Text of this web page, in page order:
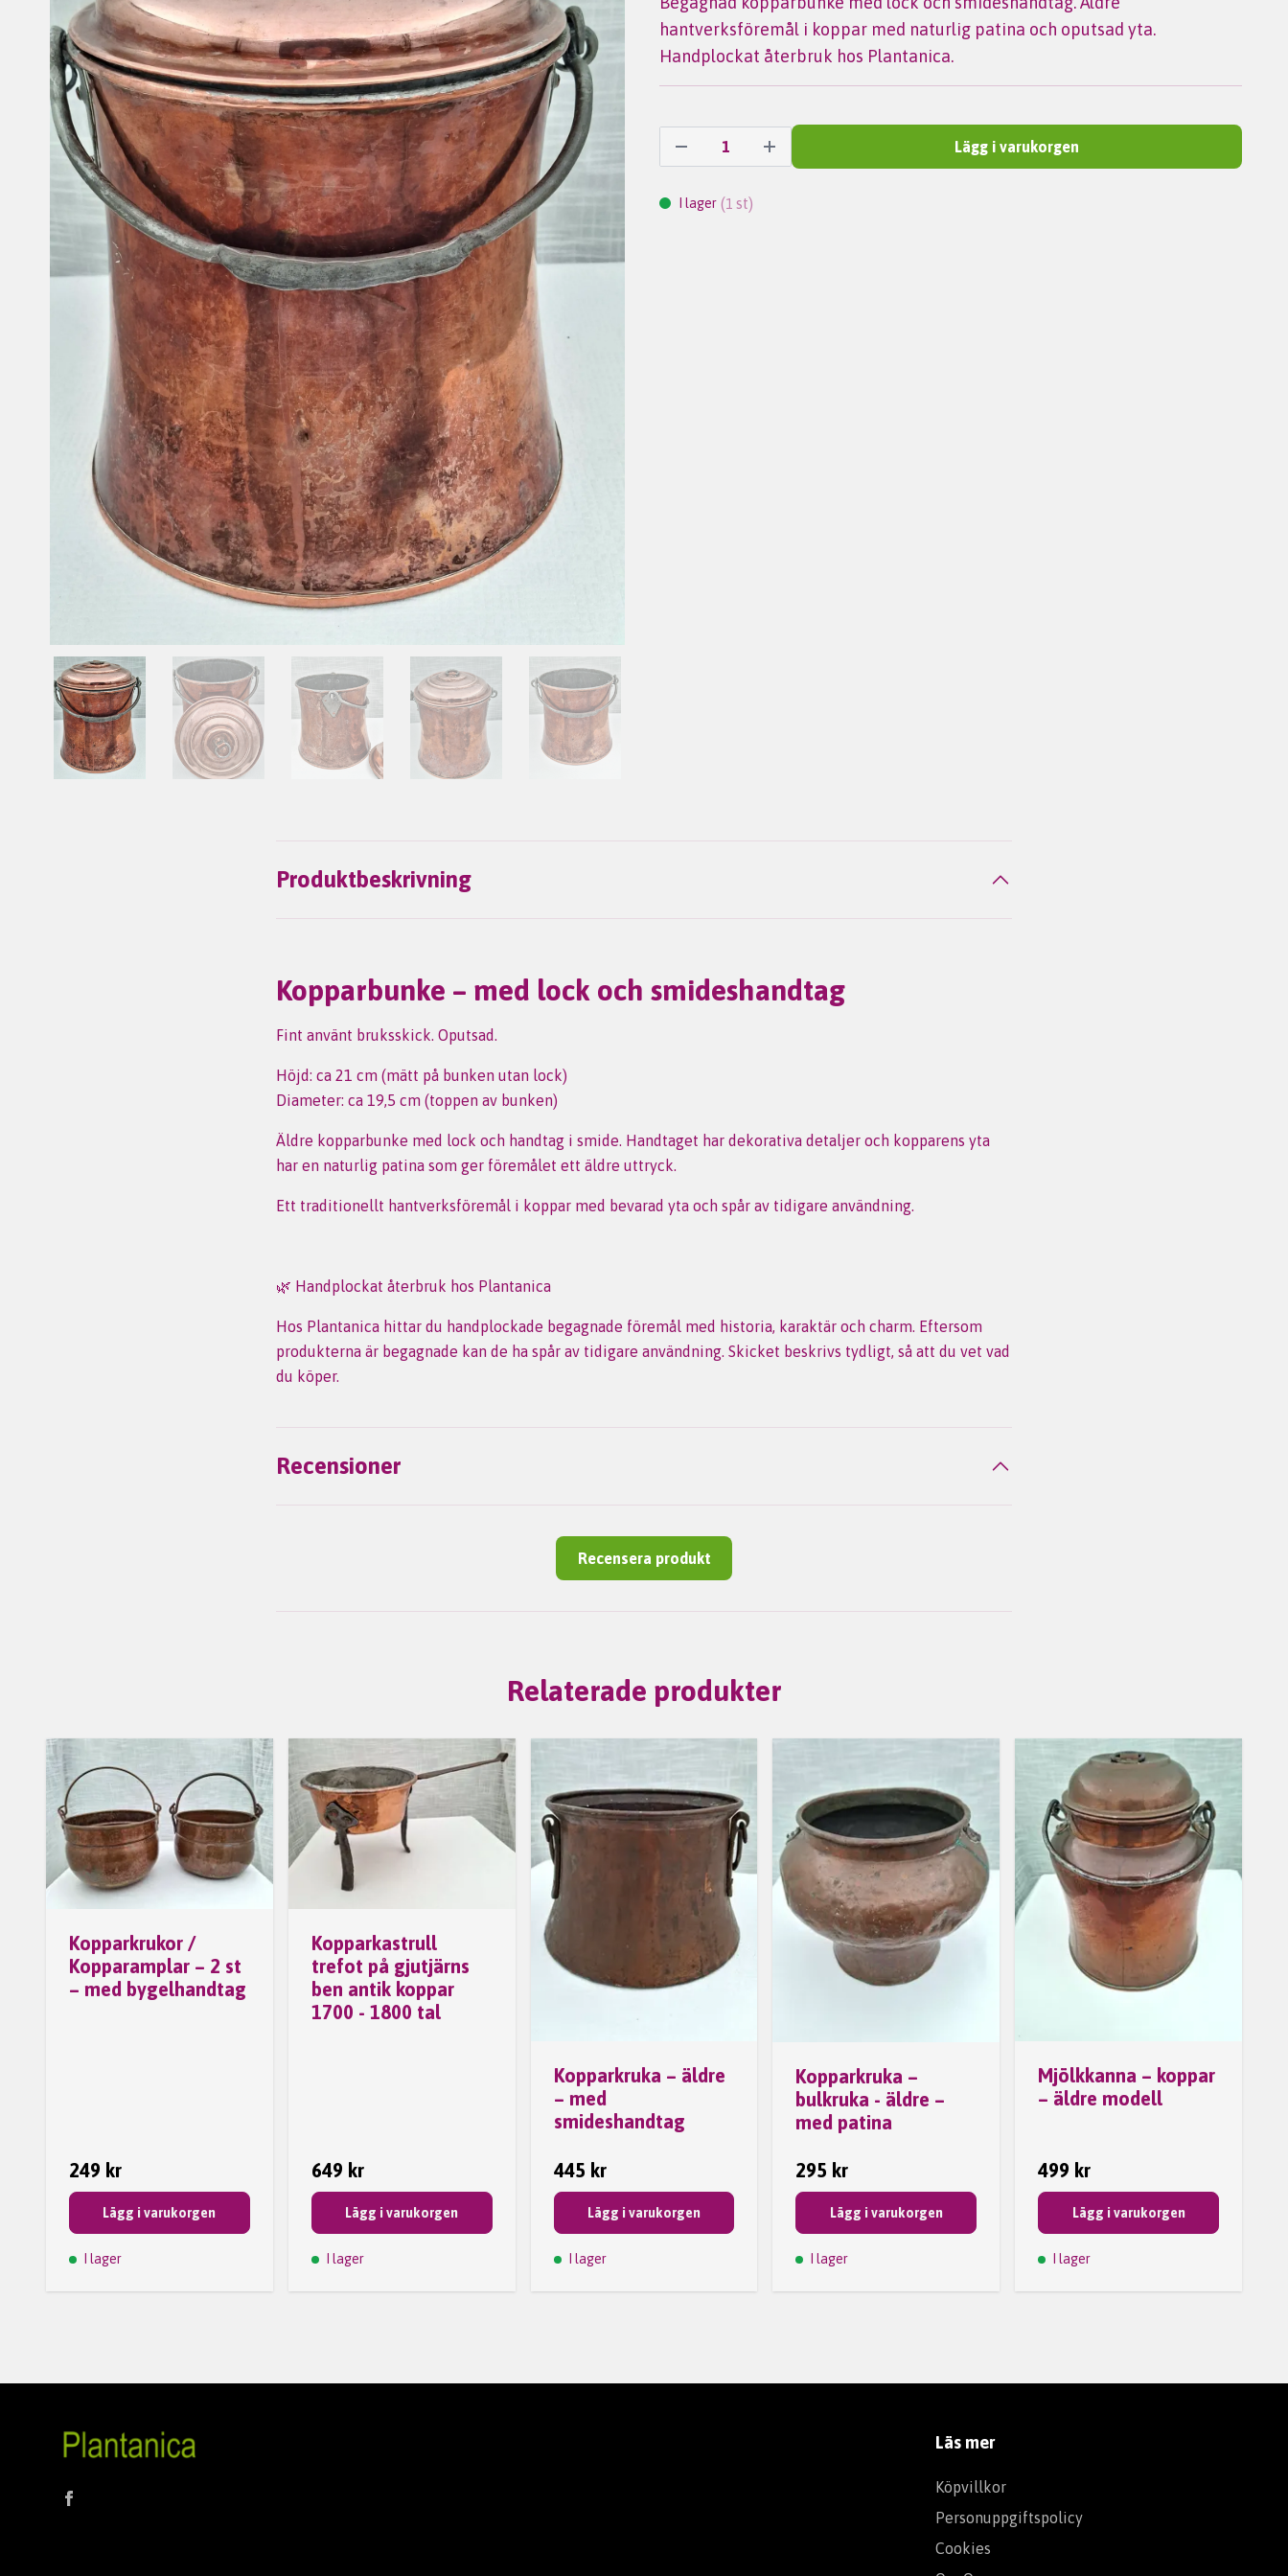
hantverksföremål i koppar med naturlig patina och oputsad yta.
Handplockat återbruk hos Plantanica.
Lägg i varukorgen
I lager (1 st)
Produktbeskrivning
Kopparbunke – med lock och smideshandtag
Fint använt bruksskick. Oputsad.
Höjd: ca 21 cm (mätt på bunken utan lock)
Diameter: ca 19,5 cm (toppen av bunken)
Äldre kopparbunke med lock och handtag i smide. Handtaget har dekorativa detaljer och kopparens yta
har en naturlig patina som ger föremålet ett äldre uttryck.
Ett traditionellt hantverksföremål i koppar med bevarad yta och spår av tidigare användning.
🌿 Handplockat återbruk hos Plantanica
Hos Plantanica hittar du handplockade begagnade föremål med historia, karaktär och charm. Eftersom
produkterna är begagnade kan de ha spår av tidigare användning. Skicket beskrivs tydligt, så att du vet vad
du köper.
Recensioner
Recensera produkt
Relaterade produkter
Kopparkrukor /
Kopparamplar – 2 st
– med bygelhandtag
249 kr
Lägg i varukorgen
I lager
Kopparkastrull
trefot på gjutjärns
ben antik koppar
1700 - 1800 tal
649 kr
Lägg i varukorgen
I lager
Kopparkruka – äldre
– med
smideshandtag
445 kr
Lägg i varukorgen
I lager
Kopparkruka –
bulkruka - äldre –
med patina
295 kr
Lägg i varukorgen
I lager
Mjölkkanna – koppar
– äldre modell
499 kr
Lägg i varukorgen
I lager
Läs mer
Köpvillkor
Personuppgiftspolicy
Cookies